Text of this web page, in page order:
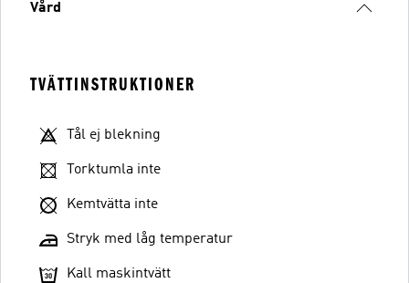
Vård
TVÄTTINSTRUKTIONER
Tål ej blekning
Torktumla inte
Kemtvätta inte
Stryk med låg temperatur
Kall maskintvätt